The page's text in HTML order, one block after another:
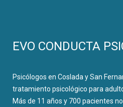
EVO CONDUCTA
Psicólogos en Coslada y San
tratamiento psicológico para
Más de 11 años y 700 pacientes